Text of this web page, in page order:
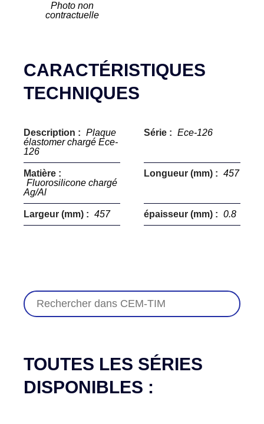
Photo non
contractuelle
CARACTÉRISTIQUES
TECHNIQUES
Description : Plaque
élastomer chargé Ece-
126
Série : Ece-126
Matière :
Fluorosilicone chargé
Ag/Al
Longueur (mm) : 457
Largeur (mm) : 457 épaisseur (mm) : 0.8
TOUTES LES SÉRIES
DISPONIBLES :